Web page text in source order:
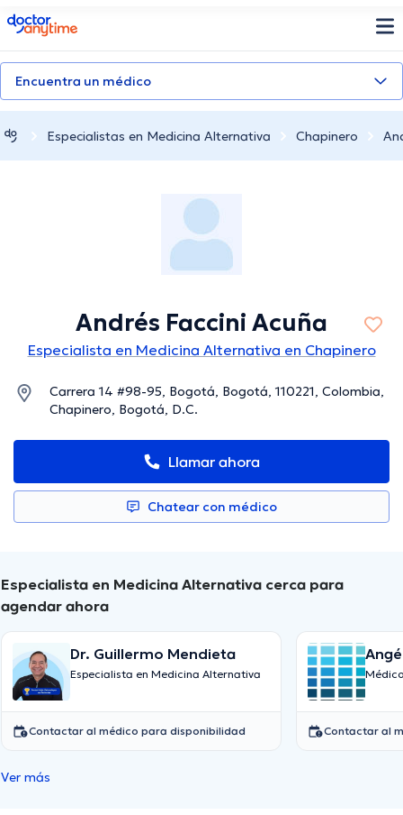
doctoranytime
Encuentra un médico
Especialistas en Medicina Alternativa Chapinero
Andrés Faccini Acuña
Especialista en Medicina Alternativa en Chapinero
Carrera 14 #98-95, Bogotá, Bogotá, 110221, Colombia,
Chapinero, Bogotá, D.C.
Llamar ahora
Chatear con médico
Especialista en Medicina Alternativa cerca para
agendar ahora
Dr. Guillermo Mendieta
Especialista en Medicina Alternativa
Contactar al médico para disponibilidad Contactar al
Ver más